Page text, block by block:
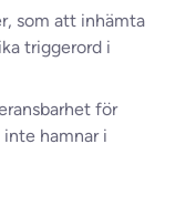
som att inhämta
triggerord i
för
hamnar i